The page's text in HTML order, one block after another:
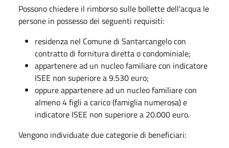
Possono chiedere il rimborso sulle bollette dell'acqua le
persone in possesso dei seguenti requisiti:
residenza nel Comune di Santarcangelo con
contratto di fornitura diretta o condominiale;
appartenere ad un nucleo familiare con indicatore
ISEE non superiore a 9.530 euro;
oppure appartenere ad un nucleo familiare con
almeno 4 figli a carico (famiglia numerosa) e
indicatore ISEE non superiore a 20.000 euro.
Vengono individuate due categorie di beneficiari: